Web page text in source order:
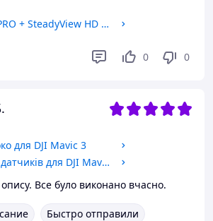
Skyzone SKY04O PRO + SteadyView HD OLED FPV очки Skyzone 5.8G
0 0
для DJI Mavic 3
Шлейф передніх датчиків для DJI Mavic 3 front vision sensor
опису. Все було виконано вчасно.
Быстро отправили